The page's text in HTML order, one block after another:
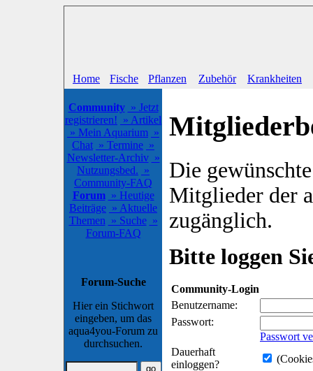
Home Fische Pflanzen Zubehör Krankheiten
Community » Jetzt
registrieren! » Artikel
» Mein Aquarium »
Chat » Termine »
Newsletter-Archiv »
Nutzungsbed. »
Community-FAQ
Forum » Heutige
Beiträge » Aktuelle
Themen » Suche »
Forum-FAQ
Forum-Suche
Hier ein Stichwort
eingeben, um das
aqua4you-Forum zu
durchsuchen.
Die
Mitglieder der
zugänglich.
Bitte loggen
Community-Login
Benutzername:
Passwort:
Passwort
Dauerhaft
einloggen?